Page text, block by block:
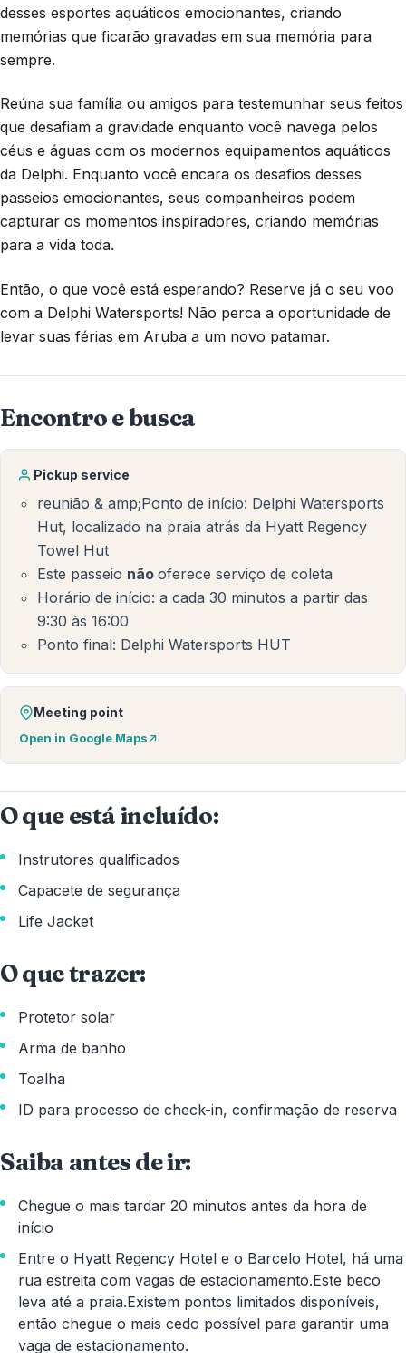
desses esportes aquáticos emocionantes, criando
memórias que ficarão gravadas em sua memória para
sempre.
Reúna sua família ou amigos para testemunhar seus feitos
que desafiam a gravidade enquanto você navega pelos
céus e águas com os modernos equipamentos aquáticos
da Delphi. Enquanto você encara os desafios desses
passeios emocionantes, seus companheiros podem
capturar os momentos inspiradores, criando memórias
para a vida toda.
Então, o que você está esperando? Reserve já o seu voo
com a Delphi Watersports! Não perca a oportunidade de
levar suas férias em Aruba a um novo patamar.
Encontro e busca
Pickup service
reunião & amp;Ponto de início: Delphi Watersports
Hut, localizado na praia atrás da Hyatt Regency
Towel Hut
Este passeio não oferece serviço de coleta
Horário de início: a cada 30 minutos a partir das
9:30 às 16:00
Ponto final: Delphi Watersports HUT
Meeting point
Open in Google Maps
O que está incluído:
Instrutores qualificados
Capacete de segurança
Life Jacket
O que trazer:
Protetor solar
Arma de banho
Toalha
ID para processo de check-in, confirmação de reserva
Saiba antes de ir:
Chegue o mais tardar 20 minutos antes da hora de
início
Entre o Hyatt Regency Hotel e o Barcelo Hotel, há uma
rua estreita com vagas de estacionamento.Este beco
leva até a praia.Existem pontos limitados disponíveis,
então chegue o mais cedo possível para garantir uma
vaga de estacionamento.